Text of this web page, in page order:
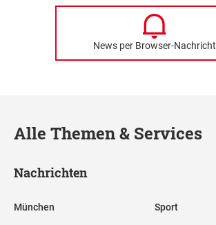
News per Browser-Nachricht
Alle Themen & Services
Nachrichten
München Sport